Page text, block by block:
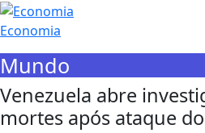
Economia
Mundo
Venezuela abre
mortes após ataque